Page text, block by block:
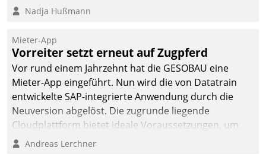
Nadja Hußmann
Mieter-App
Vorreiter setzt erneut auf Zugpferd
Vor rund einem Jahrzehnt hat die GESOBAU eine
Mieter-App eingeführt. Nun wird die von Datatrain
entwickelte SAP-integrierte Anwendung durch die
Neuversion abgelöst. Die zugrunde liegende
Cloudplattform bietet ideale Voraussetzungen, um
die Funktionalität der App zu erweitern und weitere
Andreas Lerchner